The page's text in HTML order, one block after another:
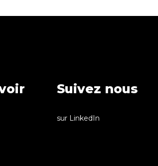
Suivez nous
sur LinkedIn